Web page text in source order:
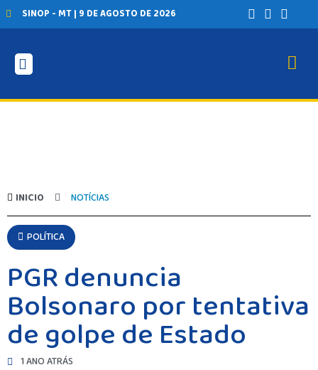
SINOP - MT | 9 DE AGOSTO DE 2026
INICIO NOTÍCIAS
POLÍTICA
PGR denuncia
Bolsonaro por tentativa
de golpe de Estado
1 ANO ATRÁS